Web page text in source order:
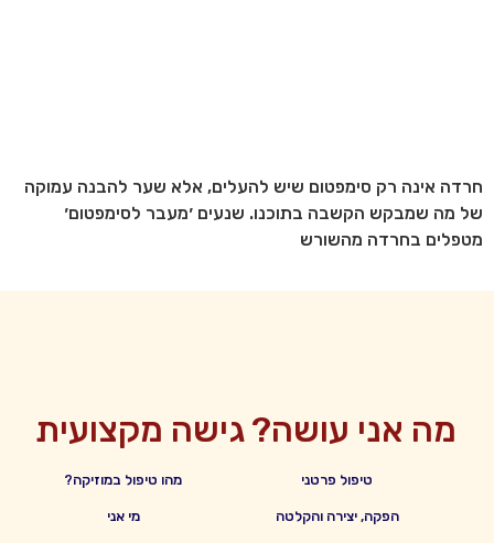
חרדה אינה רק סימפטום שיש להעלים, אלא שער להבנה עמוקה
של מה שמבקש הקשבה בתוכנו. שנעים ׳מעבר לסימפטום׳
מטפלים בחרדה מהשורש
מה אני עושה?
טיפול פרטני
הפקה, יצירה והקלטה
גישה מקצועית
מהו טיפול במוזיקה?
מי אני